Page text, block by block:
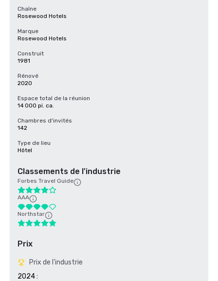
Chaîne
Rosewood Hotels
Marque
Rosewood Hotels
Construit
1981
Rénové
2020
Espace total de la réunion
14 000 pi. ca.
Chambres d'invités
142
Type de lieu
Hôtel
Classements de l'industrie
Forbes Travel Guide
AAA
Northstar
Prix
Prix de l'industrie
2024 :